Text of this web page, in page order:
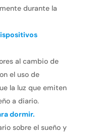
durante la
al cambio de
el uso de
la luz que emiten
a diario.
dormir.
sobre el sueño y